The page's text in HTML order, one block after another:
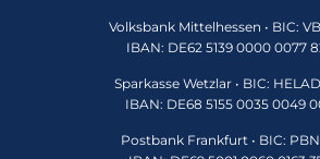
Volksbank Mittelhessen • BIC:
IBAN: DE62 5139 0000 0077
Sparkasse Wetzlar • BIC:
IBAN: DE68 5155 0035 0049
Postbank Frankfurt • BIC: